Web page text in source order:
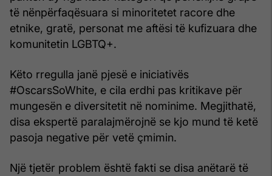
të nënpërfaqësuara si minoritetet racore dhe
etnike, gratë, personat me aftësi të kufizuara dhe
komunitetin LGBTQ+.
Këto rregulla janë pjesë e iniciativës
#OscarsSoWhite, e cila erdhi pas kritikave për
mungesën e diversitetit në nominime. Megjithatë,
disa ekspertë paralajmërojnë se kjo mund të ketë
pasoja negative për vetë çmimin.
Një tjetër problem është fakti se disa anëtarë të